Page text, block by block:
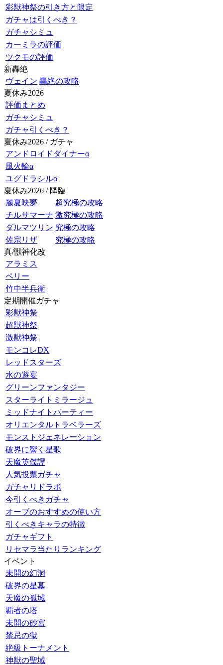
彩獣神祭の引き方と限定
ガチャは引くべき？
ガチャシミュ
カーミラの評価
ツクモの評価
新轟絶
ヴェイン 轟絶の攻略
夏休み2026
評価まとめ
ガチャシミュ
ガチャ引くべき？
夏休み2026 / ガチャ
アンドロイドダイナーα
風火輪α
ユグドラシルα
夏休み2026 / 降臨
麗夏映夢
超究極の攻略
チルサマーナ 激究極の攻略
ダルマツリン 究極の攻略
佐宗リザ
究極の攻略
真/獣神化改
アラミス
ペリー
竹中半兵衛
定期開催ガチャ
彩獣神祭
超獣神祭
激獣神祭
モンコレDX
レッドスターズ
水の遊宴
グリーンファンタジー
スターライトミラージュ
ミッドナイトパーティー
オリエンタルトラベラーズ
モンストジェネレーション
破界に響く星歌
天魔英傑譚
人気投票ガチャ
ガチャリドラボ
今引くべきガチャ
オーブのおすすめの使い方
引くべきキャラの特徴
ガチャギフト
リセマラ当たりランキング
イベント
未開の幻洞
破界の星墓
天魔の孤城
覇者の塔
未開の砂宮
禁忌の獄
絶級トーナメント
神獣の聖域